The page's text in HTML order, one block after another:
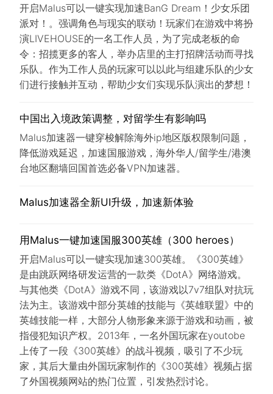
开启Malus可以一键实现加速BanG Dream！少女乐团
派对！。强调角色与现实的联动！玩家们在游戏中将扮
演LIVEHOUSE的一名工作人员，为了完成老板的命
令：招揽更多的客人，举办店里的主打招牌活动而寻找
乐队。作为工作人员的玩家可以以此与组建乐队的少女
们进行接触并互动，帮助少女们实现乐队演出的梦想！
中国出入境政策调整，对留学生有影响吗
Malus加速器一键穿梭解除海外ip地区版权限制问题，
降低游戏延迟，加速国服游戏，海外华人/留学生/港澳
台地区翻墙回国首选必备VPN加速器。
Malus加速器全新UI升级，加速新体验
用Malus一键加速国服300英雄（300 heroes）
开启Malus可以一键实现加速300英雄。《300英雄》
是由跳跃网络研发运营的一款类《DotA》网络游戏。
与其他类《DotA》游戏不同，该游戏以7v7组队对抗玩
法为主。该游戏中部分英雄的技能与《英雄联盟》中的
英雄技能一样，大部分人物形象来源于游戏和动画，被
指侵犯知识产权。2013年，一名外国玩家在youtobe
上传了一段《300英雄》的战斗视频，吸引了不少玩
家，其后大量由外国玩家制作的《300英雄》视频占据
了外国视频网站的热门位置，引发热烈讨论。